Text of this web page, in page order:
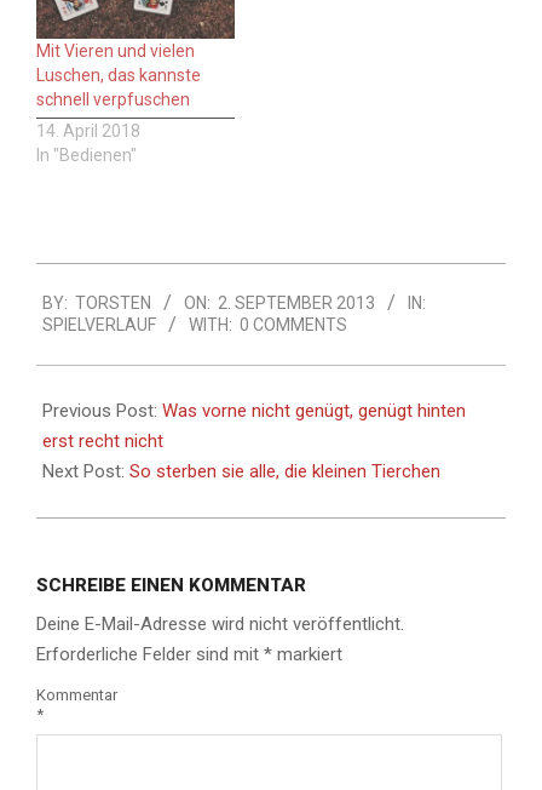
er kann wie als
Ablenkung, Bluff oder
Taktik verwendet werden.
…
Mit Vieren und vielen
Luschen, das kannste
schnell verpfuschen
14. April 2018
In "Bedienen"
09-
02
BY: TORSTEN ON: 2. SEPTEMBER 2013
IN:
SPIELVERLAUF
WITH: 0 COMMENTS
Previous Post: Was vorne nicht genügt, genügt hinten
erst recht nicht
Next Post: So sterben sie alle, die kleinen Tierchen
SCHREIBE EINEN KOMMENTAR
Deine E-Mail-Adresse wird nicht veröffentlicht.
Erforderliche Felder sind mit * markiert
Kommentar
*